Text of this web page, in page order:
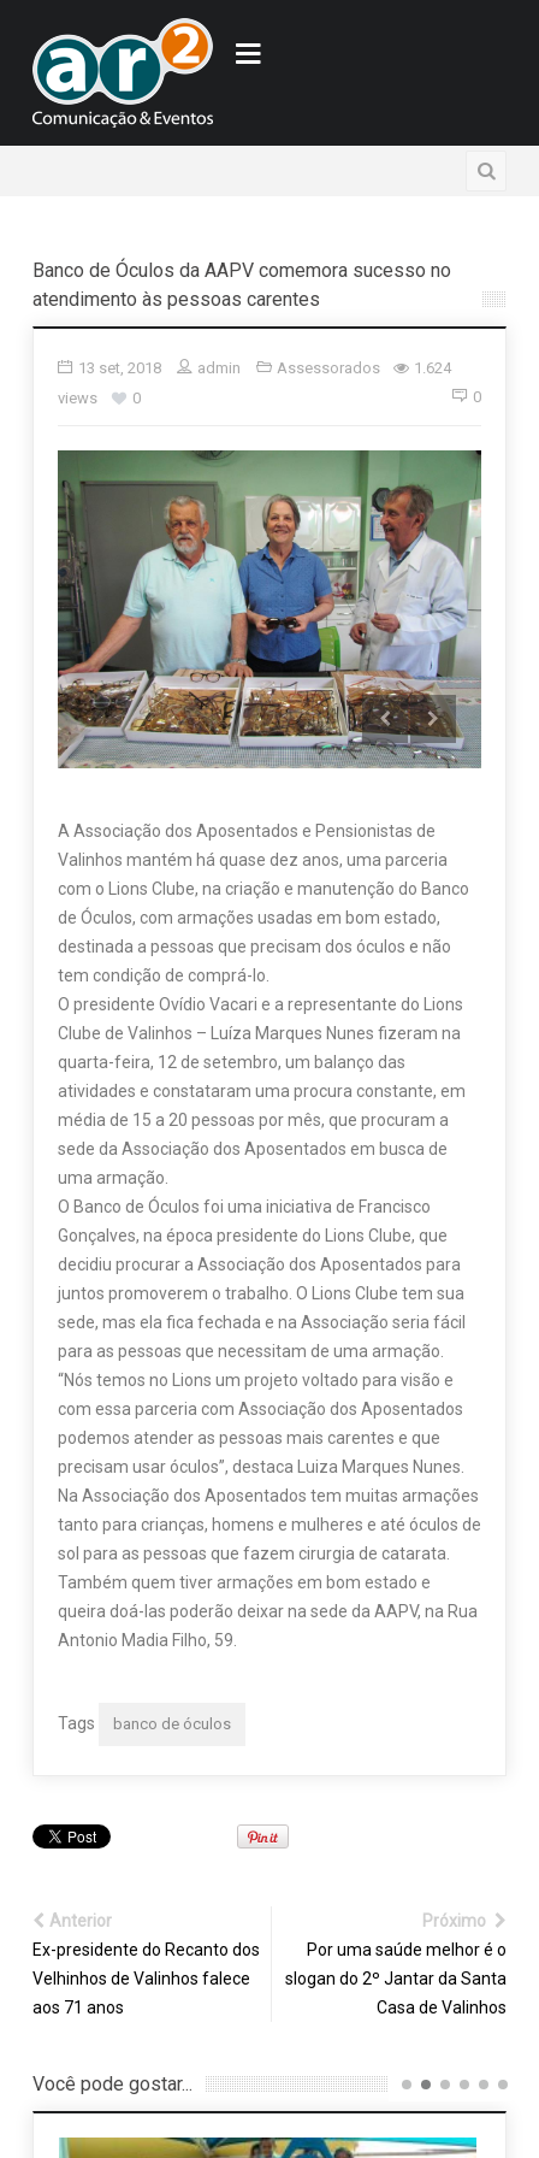
Banco de Óculos da AAPV comemora sucesso no
atendimento às pessoas carentes
13 set, 2018 admin Assessorados
1.624
views
0 0
A Associação dos Aposentados e Pensionistas de
Valinhos mantém há quase dez anos, uma parceria
com o Lions Clube, na criação e manutenção do Banco
de Óculos, com armações usadas em bom estado,
destinada a pessoas que precisam dos óculos e não
tem condição de comprá-lo.
O presidente Ovídio Vacari e a representante do Lions
Clube de Valinhos – Luíza Marques Nunes fizeram na
quarta-feira, 12 de setembro, um balanço das
atividades e constataram uma procura constante, em
média de 15 a 20 pessoas por mês, que procuram a
sede da Associação dos Aposentados em busca de
uma armação.
O Banco de Óculos foi uma iniciativa de Francisco
Gonçalves, na época presidente do Lions Clube, que
decidiu procurar a Associação dos Aposentados para
juntos promoverem o trabalho. O Lions Clube tem sua
sede, mas ela fica fechada e na Associação seria fácil
para as pessoas que necessitam de uma armação.
“Nós temos no Lions um projeto voltado para visão e
com essa parceria com Associação dos Aposentados
podemos atender as pessoas mais carentes e que
precisam usar óculos”, destaca Luiza Marques Nunes.
Na Associação dos Aposentados tem muitas armações
tanto para crianças, homens e mulheres e até óculos de
sol para as pessoas que fazem cirurgia de catarata.
Também quem tiver armações em bom estado e
queira doá-las poderão deixar na sede da AAPV, na Rua
Antonio Madia Filho, 59.
Tags banco de óculos
Anterior
Ex-presidente do Recanto dos
Velhinhos de Valinhos falece
aos 71 anos
Próximo
Por uma saúde melhor é o
slogan do 2º Jantar da Santa
Casa de Valinhos
Você pode gostar...